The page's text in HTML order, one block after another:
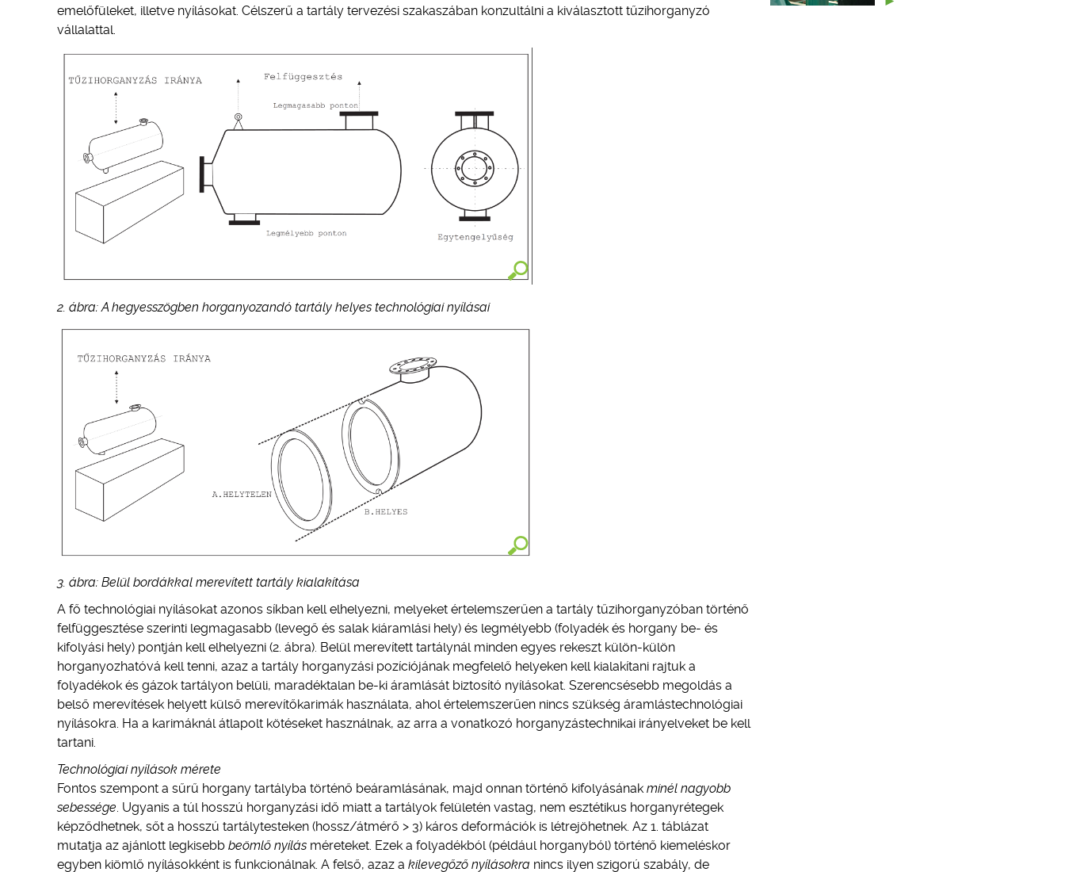
emelőfüleket, illetve nyílásokat. Célszerű a tartály tervezési szakaszában konzultálni a kiválasztott tűzihorganyzó
vállalattal.
2. ábra: A hegyesszögben horganyozandó tartály helyes technológiai nyílásai
3. ábra: Belül bordákkal merevített tartály kialakítása
A fő technológiai nyílásokat azonos síkban kell elhelyezni, melyeket értelemszerűen a tartály tűzihorganyzóban történő
felfüggesztése szerinti legmagasabb (levegő és salak kiáramlási hely) és legmélyebb (folyadék és horgany be- és
kifolyási hely) pontján kell elhelyezni (2. ábra). Belül merevített tartálynál minden egyes rekeszt külön-külön
horganyozhatóvá kell tenni, azaz a tartály horganyzási pozíciójának megfelelő helyeken kell kialakítani rajtuk a
folyadékok és gázok tartályon belüli, maradéktalan be-ki áramlását biztosító nyílásokat. Szerencsésebb megoldás a
belső merevítések helyett külső merevítőkarimák használata, ahol értelemszerűen nincs szükség áramlástechnológiai
nyílásokra. Ha a karimáknál átlapolt kötéseket használnak, az arra a vonatkozó horganyzástechnikai irányelveket be kell
tartani.
Technológiai nyílások mérete
Fontos szempont a sűrű horgany tartályba történő beáramlásának, majd onnan történő kifolyásának minél nagyobb
sebessége. Ugyanis a túl hosszú horganyzási idő miatt a tartályok felületén vastag, nem esztétikus horganyrétegek
képződhetnek, sőt a hosszú tartálytesteken (hossz/átmérő > 3) káros deformációk is létrejöhetnek. Az 1. táblázat
mutatja az ajánlott legkisebb beömlő nyílás méreteket. Ezek a folyadékból (például horganyból) történő kiemeléskor
egyben kiömlő nyílásokként is funkcionálnak. A felső, azaz a kilevegőző nyílásokra nincs ilyen szigorú szabály, de